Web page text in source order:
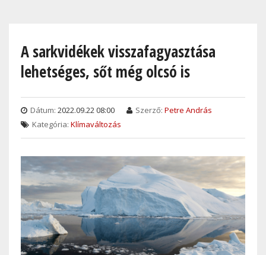
contentA sarkvidékek visszafagyasztása
lehetséges, sőt még olcsó is
Dátum: 2022.09.22 08:00 Szerző: Petre András
Kategória: Klímaváltozás